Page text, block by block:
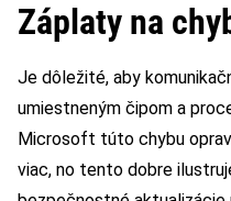
Záplaty na
Je dôležité, aby
umiestneným čipom a
Microsoft túto chybu
viac, no tento dobre